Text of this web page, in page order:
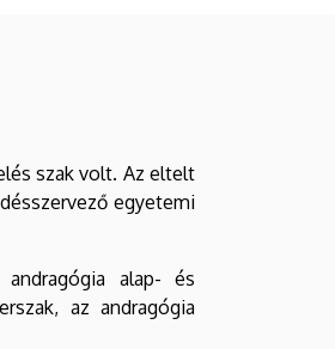
szak volt. Az eltelt
egyetemi
alap- és
az andragógia